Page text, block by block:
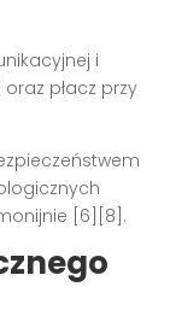
i
płacz przy
[6][8].